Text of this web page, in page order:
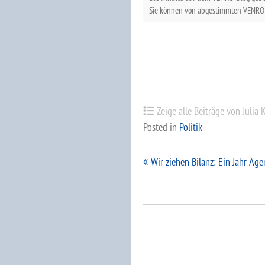
Sie können von abgestimmten
Zeige alle Beiträge von Julia
Posted in Politik
Beitragsnavigation
Wir ziehen Bilanz: Ein Jahr